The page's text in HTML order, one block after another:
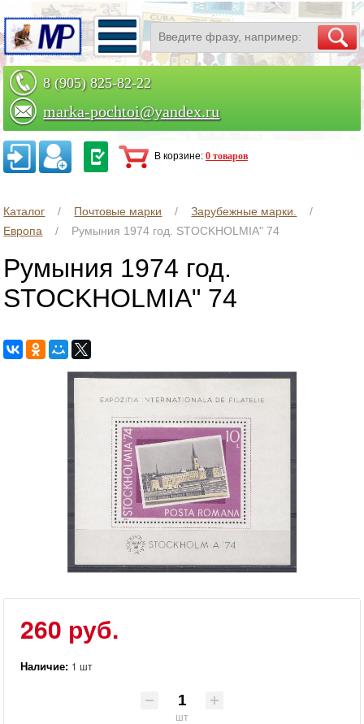
8 (905) 825-82-22
marka-pochtoi@yandex.ru
Заказать по телефону
В корзине: 0 товаров
Каталог Почтовые марки
Зарубежные марки.
Европа
Румыния 1974 год. STOCKHOLMIA" 74
Румыния 1974 год.
STOCKHOLMIA" 74
260 руб.
Наличие: 1 шт
шт